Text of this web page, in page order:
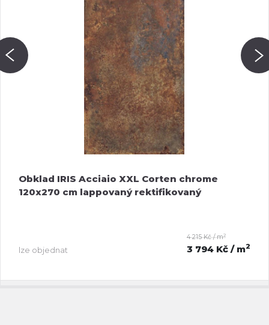
Obklad IRIS Acciaio XXL Corten chrome
120x270 cm lappovaný rektifikovaný
lze objednat
4 215 Kč / m2
3 794 Kč / m2